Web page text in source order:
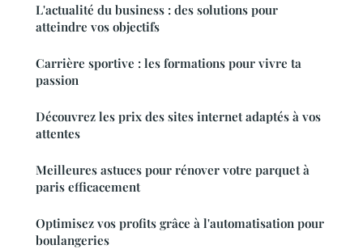
L'actualité du business : des solutions pour
atteindre vos objectifs
Carrière sportive : les formations pour vivre ta
passion
Découvrez les prix des sites internet adaptés à vos
attentes
Meilleures astuces pour rénover votre parquet à
paris efficacement
Optimisez vos profits grâce à l'automatisation pour
boulangeries